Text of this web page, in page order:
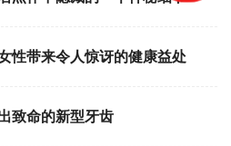
性带来令人惊讶的健康益处
致命的新型牙齿